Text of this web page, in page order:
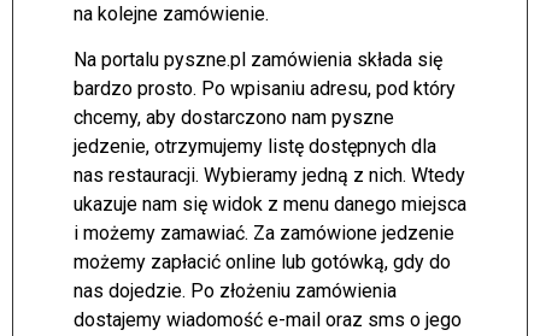
na kolejne zamówienie.
Na portalu pyszne.pl zamówienia składa się
bardzo prosto. Po wpisaniu adresu, pod który
chcemy, aby dostarczono nam pyszne
jedzenie, otrzymujemy listę dostępnych dla
nas restauracji. Wybieramy jedną z nich. Wtedy
ukazuje nam się widok z menu danego miejsca
i możemy zamawiać. Za zamówione jedzenie
możemy zapłacić online lub gotówką, gdy do
nas dojedzie. Po złożeniu zamówienia
dostajemy wiadomość e-mail oraz sms o jego